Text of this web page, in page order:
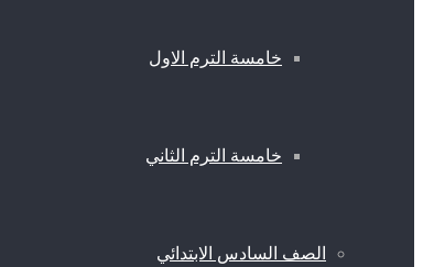
خامسة الترم الاول
خامسة الترم الثاني
الصف السادس الابتدائي